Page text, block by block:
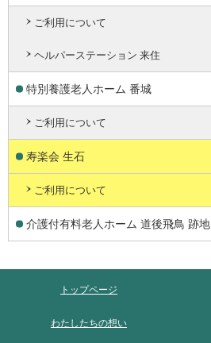
ご利用について
ヘルパーステーション 来住
特別養護老人ホーム 番城
ご利用について
寿楽会 生石
ご利用について
介護付有料老人ホーム 道後飛鳥 跡地
トップページ
わたしたちの想い